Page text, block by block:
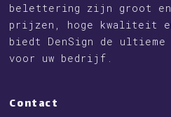
belettering zijn groot en
prijzen, hoge kwaliteit
biedt DenSign de ultieme
voor uw bedrijf.
Contact